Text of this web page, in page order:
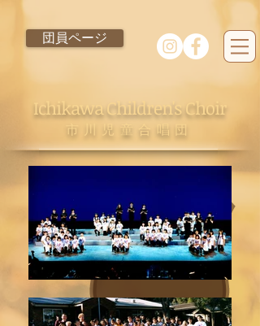
団員ページ
市川児童合唱団
Ichikawa Children's Choir